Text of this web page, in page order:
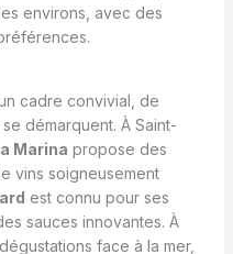
environs, avec des
cadre convivial, de
démarquent. À Saint-
Marina propose des
vins soigneusement
est connu pour ses
sauces innovantes. À
face à la mer,